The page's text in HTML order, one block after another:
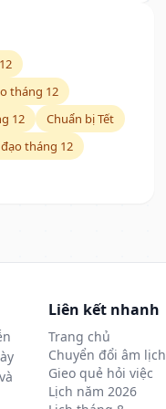
tháng 12
12
Chuẩn bị Tết
tháng 12
Liên kết nhanh
Trang chủ
Chuyển đổi âm lịch
Gieo quẻ hỏi việc
Lịch năm 2026